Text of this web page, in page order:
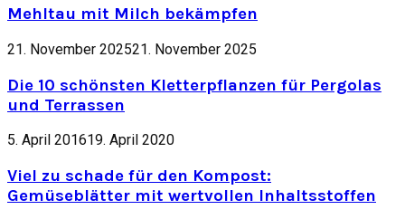
Mehltau mit Milch bekämpfen
21. November 202521. November 2025
Die 10 schönsten Kletterpflanzen für Pergolas
und Terrassen
5. April 201619. April 2020
Viel zu schade für den Kompost:
Gemüseblätter mit wertvollen Inhaltsstoffen